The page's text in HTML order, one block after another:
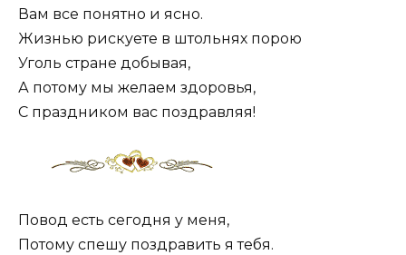
Вам все понятно и ясно.
Жизнью рискуете в штольнях порою
Уголь стране добывая,
А потому мы желаем здоровья,
С праздником вас поздравляя!
Повод есть сегодня у меня,
Потому спешу поздравить я тебя.